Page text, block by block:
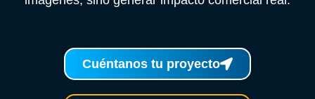
Cuéntanos tu proyecto